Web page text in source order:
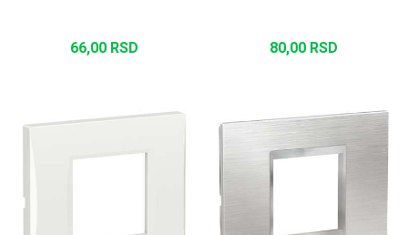
66,00 RSD 80,00 RSD